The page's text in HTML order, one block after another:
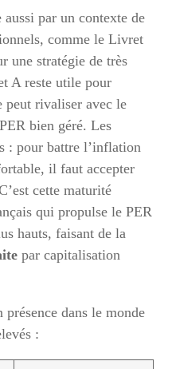
aussi par un contexte de
comme le Livret
une stratégie de très
A reste utile pour
peut rivaliser avec le
bien géré. Les
: pour battre l’inflation
il faut accepter
cette maturité
qui propulse le PER
hauts, faisant de la
par capitalisation
dans le monde
: